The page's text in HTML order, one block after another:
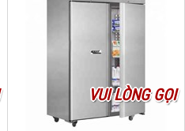
VUI LÒNG GỌI